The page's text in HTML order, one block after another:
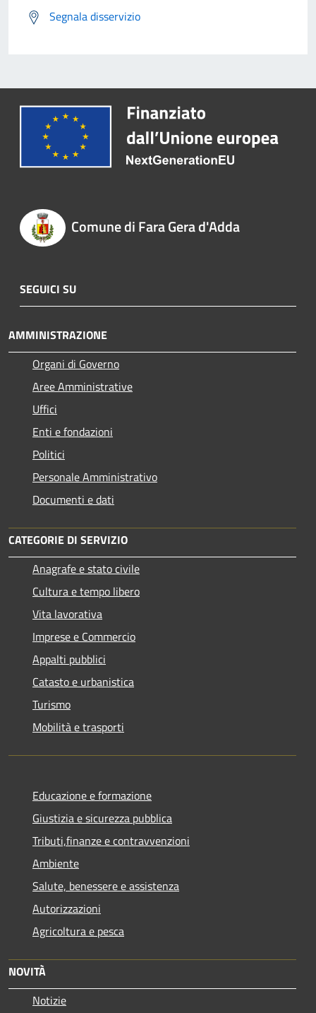
Segnala disservizio
Comune di Fara Gera d'Adda
SEGUICI SU
AMMINISTRAZIONE
Organi di Governo
Aree Amministrative
Uffici
Enti e fondazioni
Politici
Personale Amministrativo
Documenti e dati
CATEGORIE DI SERVIZIO
Anagrafe e stato civile
Cultura e tempo libero
Vita lavorativa
Imprese e Commercio
Appalti pubblici
Catasto e urbanistica
Turismo
Mobilità e trasporti
Educazione e formazione
Giustizia e sicurezza pubblica
Tributi,finanze e contravvenzioni
Ambiente
Salute, benessere e assistenza
Autorizzazioni
Agricoltura e pesca
NOVITÀ
Notizie